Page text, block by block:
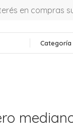
en compras
Categoría